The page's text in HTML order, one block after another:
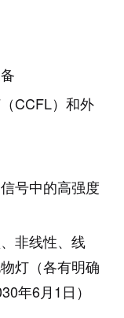
CCFL）和外
号中的高强度
非线性、线
灯（各有明确
年6月1日）